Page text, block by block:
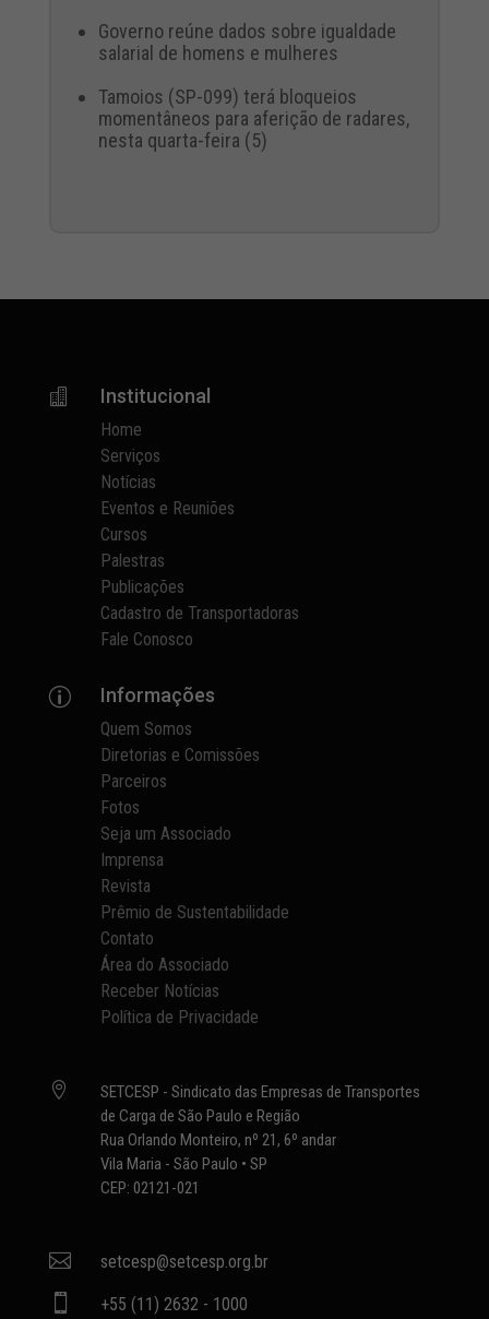
Governo reúne dados sobre igualdade
salarial de homens e mulheres
Tamoios (SP-099) terá bloqueios
momentâneos para aferição de radares,
nesta quarta-feira (5)
 Institucional
Home
Serviços
Notícias
Eventos e Reuniões
Cursos
Palestras
Publicações
Cadastro de Transportadoras
Fale Conosco
p Informações
Quem Somos
Diretorias e Comissões
Parceiros
Fotos
Seja um Associado
Imprensa
Revista
Prêmio de Sustentabilidade
Contato
Área do Associado
Receber Notícias
Política de Privacidade

SETCESP - Sindicato das Empresas de Transportes
de Carga de São Paulo e Região
Rua Orlando Monteiro, nº 21, 6º andar
Vila Maria - São Paulo • SP
CEP: 02121-021
 setcesp@setcesp.org.br
 +55 (11) 2632 - 1000